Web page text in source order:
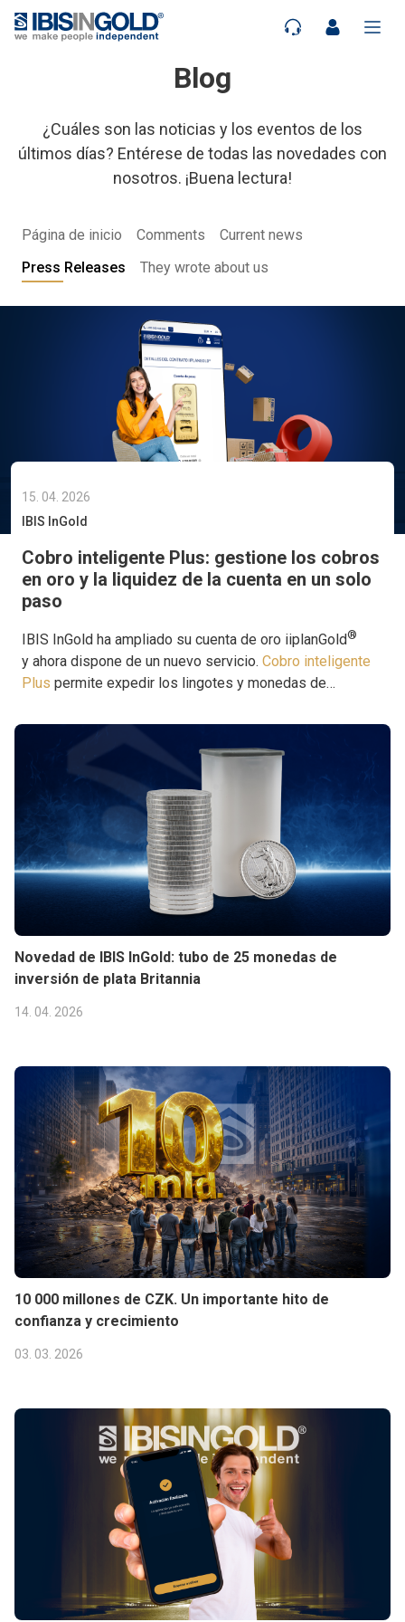
Blog
¿Cuáles son las noticias y los eventos de los
últimos días? Entérese de todas las novedades con
nosotros. ¡Buena lectura!
Página de inicio Comments
Current news
Press Releases
They wrote about us
15. 04. 2026
IBIS InGold
Cobro inteligente Plus: gestione los cobros
en oro y la liquidez de la cuenta en un solo
paso
IBIS InGold ha ampliado su cuenta de oro iiplanGold®
y ahora dispone de un nuevo servicio. Cobro inteligente
Plus permite expedir los lingotes y monedas de
tiempo que mantiene un saldo mínimo en su cuenta de
oro. De este modo, se consolida el papel de iiplanGold
como una de las herramientas más completas del
mercado para invertir en oro.
Novedad de IBIS InGold: tubo de 25 monedas de
inversión de plata Britannia
14. 04. 2026
10 000 millones de CZK. Un importante hito de
confianza y crecimiento
03. 03. 2026